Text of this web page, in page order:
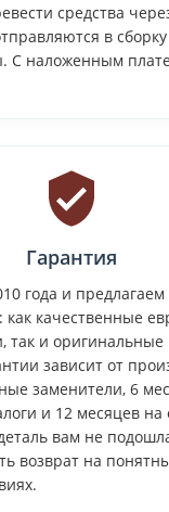
средства
в
С наложенным
Гарантия
года и предлагаем
качественные
так и оригинальные
зависит от
заменители, 6
и 12 месяцев на
вам не
возврат на